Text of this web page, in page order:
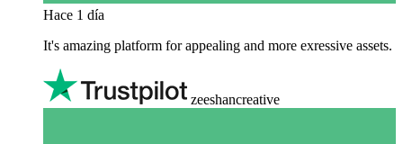
Hace 1 día
It's amazing platform for appealing and more exressive assets.
zeeshancreative